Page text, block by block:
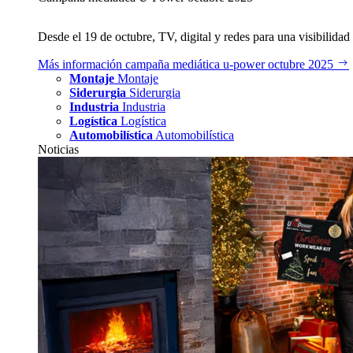
Desde el 19 de octubre, TV, digital y redes para una
Más información campaña mediática u‑power octubre 2025
Montaje Montaje
Siderurgia Siderurgia
Industria Industria
Logística Logística
Automobilística Automobilística
Noticias